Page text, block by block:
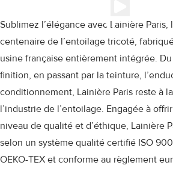
Sublimez l’élégance avec Lainière Paris,
centenaire de l’entoilage tricoté,
usine française entièrement intégrée.
finition, en passant par la teinture,
conditionnement, Lainière Paris reste à
l’industrie de l’entoilage. Engagée à
niveau de qualité et d’éthique, Lainière
selon un système qualité certifié ISO
OEKO-TEX et conforme au règlement